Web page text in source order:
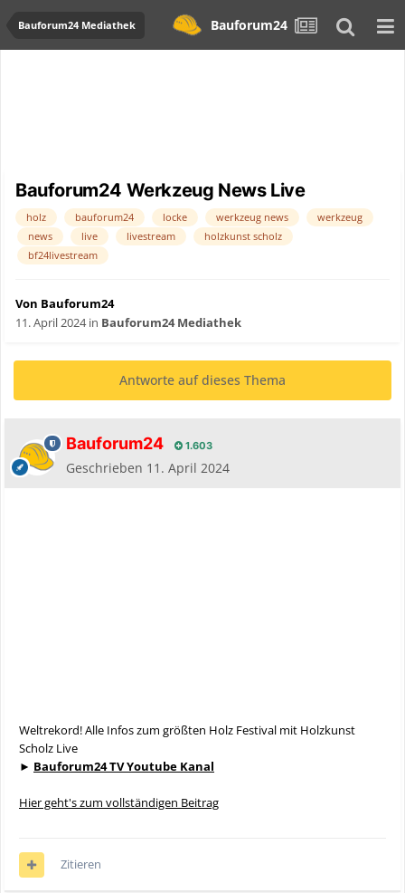
Bauforum24 Mediathek Bauforum24
Bauforum24 Werkzeug News Live
holz bauforum24 locke werkzeug news
werkzeug
news
live livestream
holzkunst scholz
bf24livestream
Von Bauforum24
11. April 2024in Bauforum24 Mediathek
Antworte auf dieses Thema
Bauforum24 1.603
Geschrieben 11. April 2024
Weltrekord! Alle Infos zum größten Holz Festival mit Holzkunst
Scholz Live
► Bauforum24 TV Youtube Kanal
Hier geht's zum vollständigen Beitrag
Zitieren